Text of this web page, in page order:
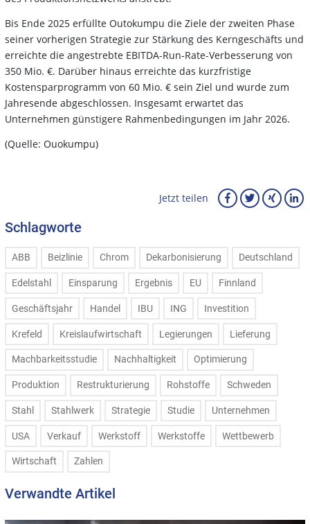
Bis Ende 2025 erfüllte Outokumpu die Ziele der zweiten Phase
seiner vorherigen Strategie zur Stärkung des Kerngeschäfts und
erreichte die angestrebte EBITDA-Run-Rate-Verbesserung von
350 Mio. €. Darüber hinaus erreichte das kurzfristige
Kostensparprogramm von 60 Mio. € sein Ziel und wurde zum
Jahresende abgeschlossen. Insgesamt erwartet das
Unternehmen günstigere Rahmenbedingungen im Jahr 2026.
(Quelle: Ouokumpu)
Jetzt teilen
Schlagworte
ABB Beizlinie Chrom Dekarbonisierung Deutschland
Edelstahl Einsparung Ergebnis EU Finnland
Geschäftsjahr Handel IBU ING Investition
Krefeld Kreislaufwirtschaft Legierungen Lieferung
Machbarkeitsstudie Nachhaltigkeit Optimierung
Produktion Restrukturierung Rohstoffe Schweden
Stahl Stahlwerk Strategie Studie Unternehmen
USA Verkauf Werkstoff Werkstoffe Wettbewerb
Wirtschaft Zahlen
Verwandte Artikel